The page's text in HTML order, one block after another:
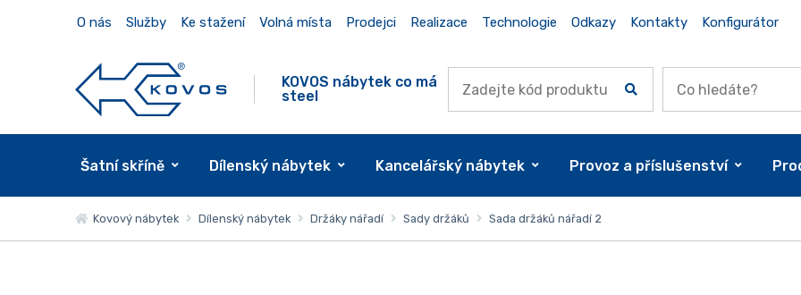
O nás Služby Ke stažení Volná místa Prodejci Realizace Technologie Odkazy Kontakty Konfigurátor
KOVOS nábytek co má
steel
Šatní skříně Dílenský nábytek Kancelářský nábytek Provoz a příslušenství
Kovový nábytek Dílenský nábytek Držáky nářadí Sady držáků Sada držáků nářadí 2